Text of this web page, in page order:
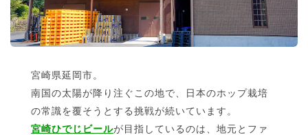
宮崎県延岡市。
南国の太陽が降り注ぐこの地で、日本のホップ栽培
の常識を覆そうとする挑戦が続いています。
宮崎ひでじビールが目指しているのは、地元とファ